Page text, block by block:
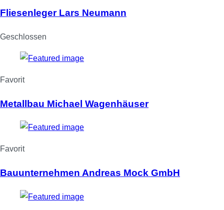
Fliesenleger Lars Neumann
Geschlossen
Favorit
Metallbau Michael Wagenhäuser
Favorit
Bauunternehmen Andreas Mock GmbH